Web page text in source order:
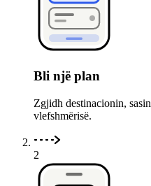
Bli një plan
Zgjidh destinacionin,
vlefshmërisë.
2